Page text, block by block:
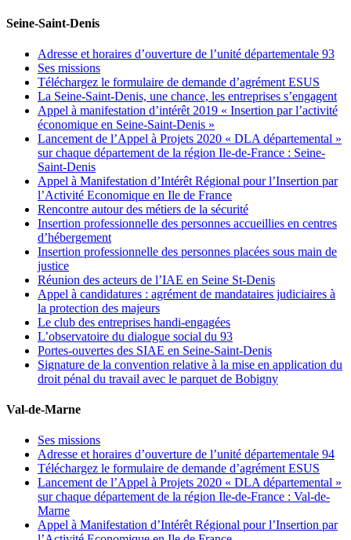
Seine-Saint-Denis
Adresse et horaires d’ouverture de l’unité départementale 93
Ses missions
Téléchargez le formulaire de demande d’agrément ESUS
La Seine-Saint-Denis, une chance, les entreprises s’engagent
Appel à manifestation d’intérêt 2019 « Insertion par l’activité
économique en Seine-Saint-Denis »
Lancement de l’Appel à Projets 2020 « DLA départemental »
sur chaque département de la région Ile-de-France : Seine-
Saint-Denis
Appel à Manifestation d’Intérêt Régional pour l’Insertion par
l’Activité Economique en Ile de France
Rencontre autour des métiers de la sécurité
Insertion professionnelle des personnes accueillies en centres
d’hébergement
Insertion professionnelle des personnes placées sous main de
justice
Réunion des acteurs de l’IAE en Seine St-Denis
Appel à candidatures : agrément de mandataires judiciaires à
la protection des majeurs
Le club des entreprises handi-engagées
L’observatoire du dialogue social du 93
Portes-ouvertes des SIAE en Seine-Saint-Denis
Signature de la convention relative à la mise en application du
droit pénal du travail avec le parquet de Bobigny
Val-de-Marne
Ses missions
Adresse et horaires d’ouverture de l’unité départementale 94
Téléchargez le formulaire de demande d’agrément ESUS
Lancement de l’Appel à Projets 2020 « DLA départemental »
sur chaque département de la région Ile-de-France : Val-de-
Marne
Appel à Manifestation d’Intérêt Régional pour l’Insertion par